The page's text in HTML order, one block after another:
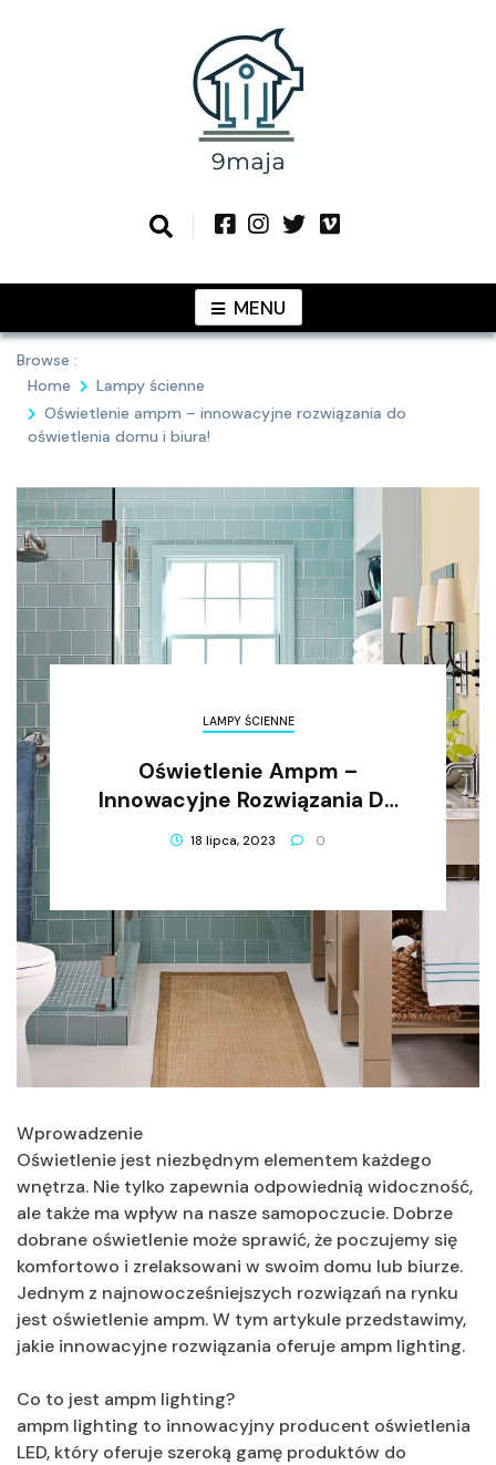
9MAJApomysłami
MENU
Browse :
Home
Lampy ścienne
Oświetlenie ampm – innowacyjne rozwiązania do
oświetlenia domu i biura!
LAMPY ŚCIENNE
Oświetlenie Ampm –
Innowacyjne Rozwiązania Do
Oświetlenia Domu I Biura!
18 lipca, 2023 0
Wprowadzenie
Oświetlenie jest niezbędnym elementem każdego
wnętrza. Nie tylko zapewnia odpowiednią widoczność,
ale także ma wpływ na nasze samopoczucie. Dobrze
dobrane oświetlenie może sprawić, że poczujemy się
komfortowo i zrelaksowani w swoim domu lub biurze.
Jednym z najnowocześniejszych rozwiązań na rynku
jest oświetlenie ampm. W tym artykule przedstawimy,
jakie innowacyjne rozwiązania oferuje ampm lighting.
Co to jest ampm lighting?
ampm lighting to innowacyjny producent oświetlenia
LED, który oferuje szeroką gamę produktów do